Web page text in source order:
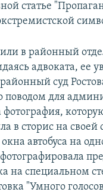
статье
в районный
адвоката, ее
суд
поводом для
фотография,
в сторис на своей
автобуса на
на специальном
"Умного